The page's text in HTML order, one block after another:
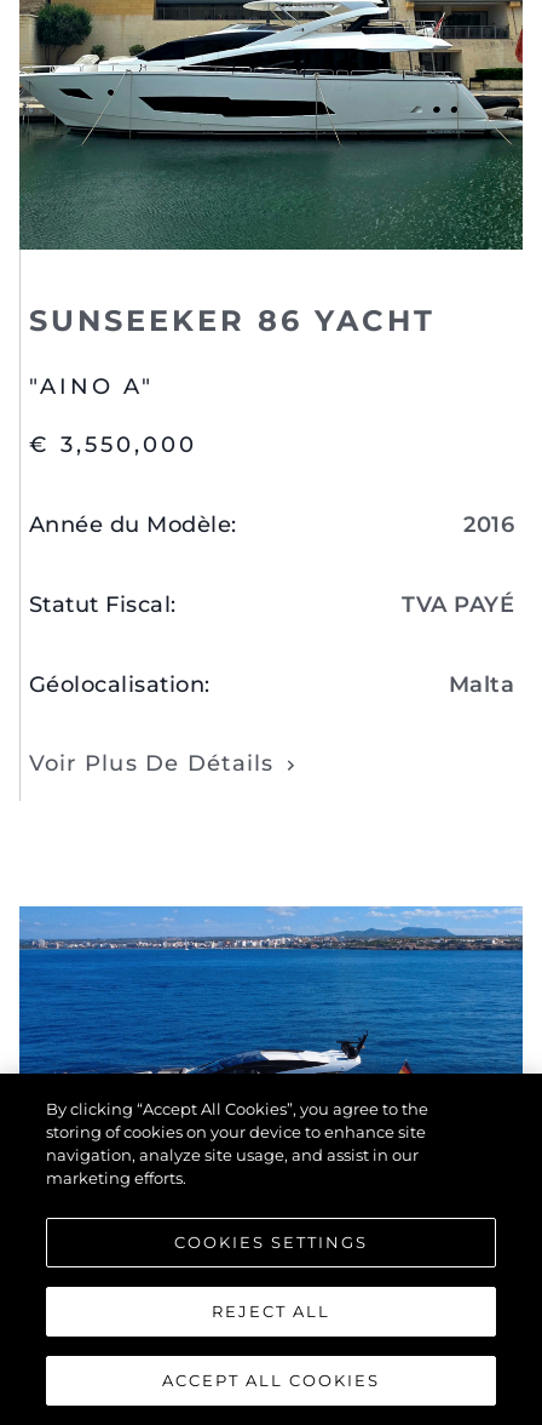
SUNSEEKER 86 YACHT
"AINO A"
€ 3,550,000
Année du Modèle: 2016
Statut Fiscal: TVA PAYÉ
Géolocalisation: Malta
Voir Plus De Détails
SUNSEEKER PREDATOR 74
XPS
By clicking “Accept All Cookies”, you agree to the
storing of cookies on your device to enhance site
navigation, analyze site usage, and assist in our
marketing efforts.
COOKIES SETTINGS
REJECT ALL
ACCEPT ALL COOKIES